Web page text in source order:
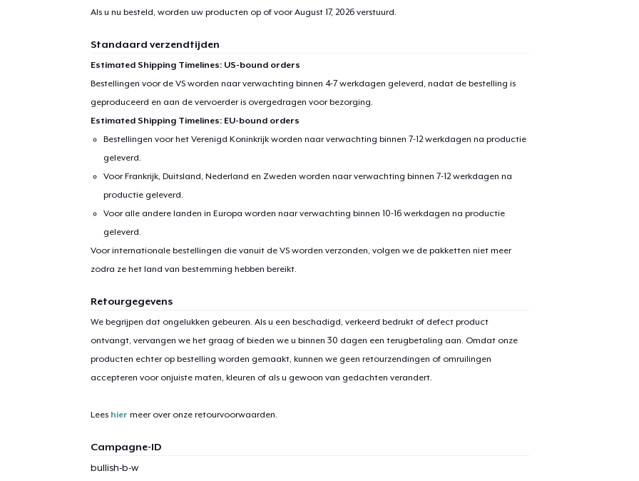
Als u nu besteld, worden uw producten op of voorAugust 17, 2026verstuurd.
Standaard verzendtijden
Estimated Shipping Timelines: US-bound orders
Bestellingen voor de VS worden naar verwachting binnen 4-7 werkdagen geleverd, nadat de bestelling is
geproduceerd en aan de vervoerder is overgedragen voor bezorging.
Estimated Shipping Timelines: EU-bound orders
Bestellingen voor het Verenigd Koninkrijk worden naar verwachting binnen 7-12 werkdagen na productie
geleverd.
Voor Frankrijk, Duitsland, Nederland en Zweden worden naar verwachting binnen 7-12 werkdagen na
productie geleverd.
Voor alle andere landen in Europa worden naar verwachting binnen 10-16 werkdagen na productie
geleverd.
Voor internationale bestellingen die vanuit de VS worden verzonden, volgen we de pakketten niet meer
zodra ze het land van bestemming hebben bereikt.
Retourgegevens
We begrijpen dat ongelukken gebeuren. Als u een beschadigd, verkeerd bedrukt of defect product
ontvangt, vervangen we het graag of bieden we u binnen 30 dagen een terugbetaling aan. Omdat onze
producten echter op bestelling worden gemaakt, kunnen we geen retourzendingen of omruilingen
accepteren voor onjuiste maten, kleuren of als u gewoon van gedachten verandert.
Lees hier meer over onze retourvoorwaarden.
Campagne-ID
bullish-b-w